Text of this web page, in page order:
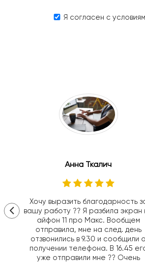
Я согласен с
Анна Ткалич
Хочу выразить благодарность
вашу работу ?? Я разбила экран
айфон 11 про Макс. Вообщем
отправила, мне на след. день
отзвонились в 9.30 и сообщили о
получении телефона. В 16.45
уже отправили мне ?? Очень